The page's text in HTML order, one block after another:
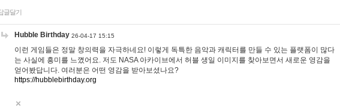
글달기
Hubble Birthday 26-04-17 15:15
이런 게임들은 정말 창의력을 자극하네요! 이렇게 독특한 음악과 캐릭터를 만들 수 있는 플랫폼이 많다
는 사실에 흥미를 느꼈어요. 저도 NASA 아카이브에서 허블 생일 이미지를 찾아보면서 새로운 영감을
얻어봤답니다. 여러분은 어떤 영감을 받아보셨나요?
https://hubblebirthday.org